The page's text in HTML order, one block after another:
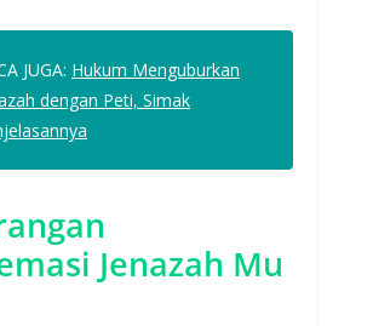
JUGA: Hukum Menguburkan
dengan Peti, Simak
Jenazah Mu